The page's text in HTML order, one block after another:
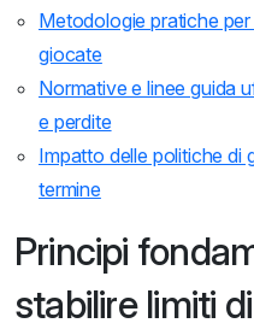
Metodologie pratiche
giocate
Normative e linee guida
e perdite
Impatto delle politiche di
termine
Principi
stabilire limiti